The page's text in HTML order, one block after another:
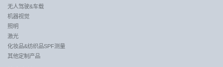
无人驾驶&车载
机器视觉
照明
激光
化妆品&纺织品SPF测量
其他定制产品